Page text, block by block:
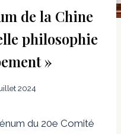
de la Chine
philosophie
»
2024
du 20e Comité